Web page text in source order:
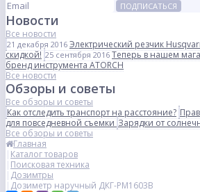
ПОДПИСАТЬСЯ
Новости
Все новости
21 декабря 2016 Электрический резчик
скидкой! 25 сентября 2016 Теперь в нашем
бренд инструмента ATORCH
Все новости
Обзоры и советы
Все обзоры и советы
Как отследить транспорт на расстояние?
для повседневной съемкиЗарядки от
Все обзоры и советы
Главная
Каталог товаров
Поисковая техника
Дозимтры
Дозиметр наручный ДКГ-РМ1603B